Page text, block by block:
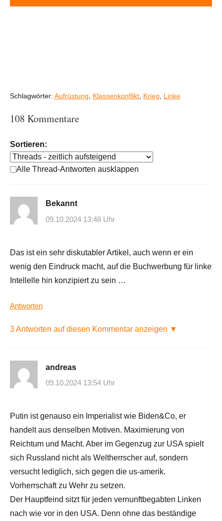
Schlagwörter: Aufrüstung Klassenkonflikt Krieg Linke
108 Kommentare
Sortieren:
Alle Thread-Antworten ausklappen
Bekannt
09.10.2024 13:48 Uhr
Das ist ein sehr diskutabler Artikel, auch wenn er ein
wenig den Eindruck macht, auf die Buchwerbung für linke
Intellelle hin konzipiert zu sein …
Antworten
3 Antworten auf diesen Kommentar anzeigen ▼
andreas
09.10.2024 13:54 Uhr
Putin ist genauso ein Imperialist wie Biden&Co, er
handelt aus denselben Motiven. Maximierung von
Reichtum und Macht. Aber im Gegenzug zur USA spielt
sich Russland nicht als Weltherrscher auf, sondern
versucht lediglich, sich gegen die us-amerik.
Vorherrschaft zu Wehr zu setzen.
Der Hauptfeind sitzt für jeden vernunftbegabten Linken
nach wie vor in den USA. Denn ohne das beständige